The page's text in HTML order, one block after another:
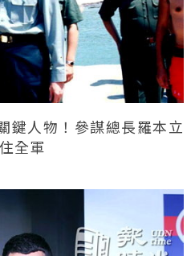
鍵人物！參謀總長羅本立
全軍